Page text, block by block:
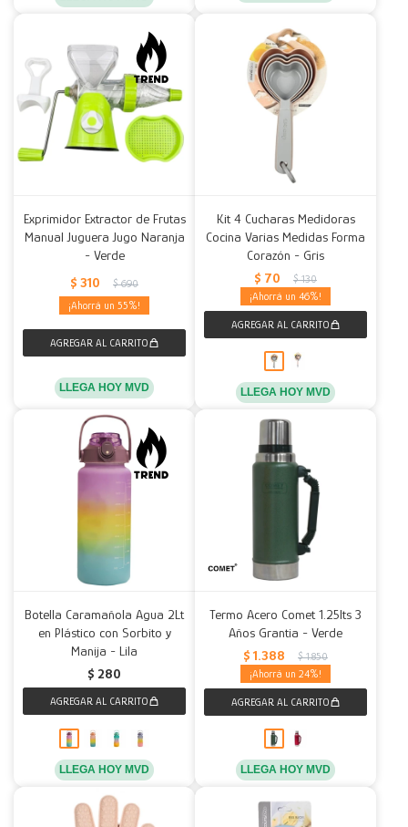
Exprimidor Extractor de Frutas
Manual Juguera Jugo Naranja
- Verde
$ 310 $ 690
55
LLEGA HOY MVD
Kit 4 Cucharas Medidoras
Cocina Varias Medidas Forma
Corazón - Gris
$ 70 $ 130
46
LLEGA HOY MVD
Botella Caramañola Agua 2Lt
en Plástico con Sorbito y
Manija - Lila
$ 280
LLEGA HOY MVD
Termo Acero Comet 1.25lts 3
Años Grantia - Verde
$ 1.388 $ 1.850
24
LLEGA HOY MVD